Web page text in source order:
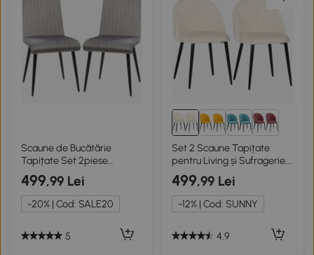
Scaune de Bucătărie
Tapițate Set 2piese
Moderne Gri și Negru
499,99 Lei
-20% | Cod: SALE20
5
Set 2 Scaune Tapițate
pentru Living și Sufragerie,
Bej
499,99 Lei
-12% | Cod: SUNNY
4.9